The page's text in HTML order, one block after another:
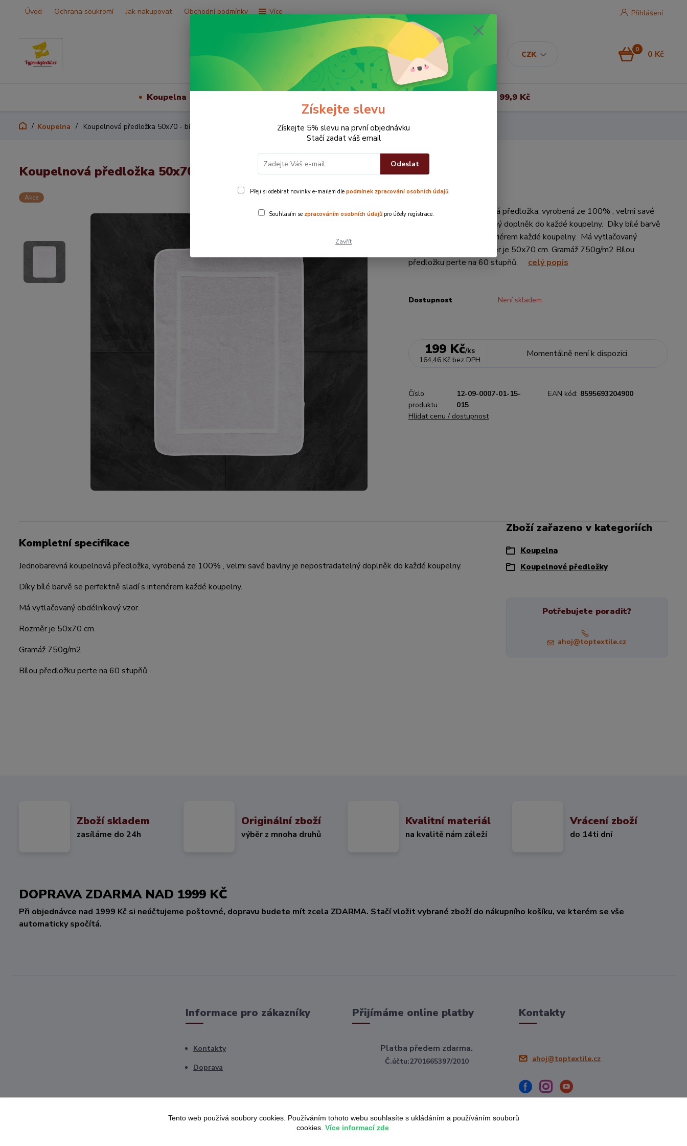
Úvod Ochrana soukromí Jak nakupovat Obchodní podmínky Více
CZK
Přihlášení
0 0 Kč
Koupelna Vše za 99,9 Kč
Koupelna Koupelnová předložka 50x70 - bílá hotel
Koupelnová předložka 50x70 - bílá hotel
Akce
Jednobarevná koupelnová předložka, vyrobená ze 100% , velmi savé
bavlny je nepostradatelný doplněk do každé koupelny. Díky bílé barvě
se perfektně sladí s interiérem každé koupelny. Má vytlačovaný
obdélníkový vzor. Rozměr je 50x70 cm. Gramáž 750g/m2 Bílou
předložku perte na 60 stupňů. celý popis
Dostupnost Není skladem
199 Kč/ks
164,46 Kč bez DPH
Momentálně není k dispozici
Číslo
produktu:
12-09-0007-01-15-
015
EAN kód: 8595693204900
Hlídat cenu / dostupnost
Kompletní specifikace
Jednobarevná koupelnová předložka, vyrobená ze 100% , velmi savé bavlny je nepostradatelný doplněk do každé koupelny.
Díky bílé barvě se perfektně sladí s interiérem každé koupelny.
Má vytlačovaný obdélníkový vzor.
Rozměr je 50x70 cm.
Gramáž 750g/m2
Bílou předložku perte na 60 stupňů.
Zboží zařazeno v kategoriích
Koupelna
Koupelnové předložky
Potřebujete poradit?
ahoj@toptextile.cz
Zboží skladem
zasíláme do 24h
Originální zboží
výběr z mnoha druhů
Kvalitní materiál
na kvalitě nám záleží
Vrácení zboží
do 14ti dní
DOPRAVA ZDARMA NAD 1999 KČ
Při objednávce nad 1999 Kč si neúčtujeme poštovné, dopravu budete mít zcela ZDARMA. Stačí vložit vybrané zboží do nákupního košíku, ve kterém se vše
automaticky spočítá.
Informace pro zákazníky
Kontakty
Doprava
Přijímáme online platby
Platba předem zdarma.
Č.účtu:2701665397/2010
Kontakty
ahoj@toptextile.cz
Získejte slevu
Získejte 5% slevu na první objednávku
Stačí zadat váš email
Odeslat
Přeji si odebírat novinky e-mailem dle podmínek zpracování osobních údajů.
Souhlasím se zpracováním osobních údajů pro účely registrace.
Zavřít
Tento web používá soubory cookies. Používáním tohoto webu souhlasíte s ukládáním a používáním souborů
cookies. Více informací zde